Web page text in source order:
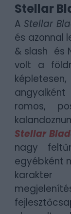
Stellar
A Stellar
és azonnal
& slash és
volt a
romos,
Stellar
nagy
egyébként
karakter